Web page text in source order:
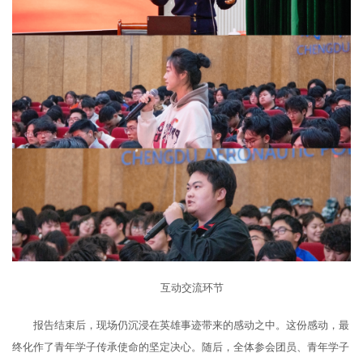
互动交流环节
报告结束后，现场仍沉浸在英雄事迹带来的感动之中。这份感动，最
终化作了青年学子传承使命的坚定决心。随后，全体参会团员、青年学子